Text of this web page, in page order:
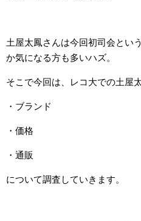
土屋太鳳さんは今回初司会とい
か気になる方も多いハズ。
そこで今回は、レコ大での土屋
・ブランド
・価格
・通販
について調査していきます。